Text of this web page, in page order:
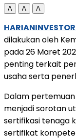
A A A
dilakukan oleh
pada 26 Maret
penting terkait
usaha serta
Dalam
menjadi sorotan
sertifikasi tenaga
sertifikat